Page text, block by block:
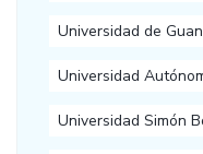
Universidad de
Universidad
Universidad Simón